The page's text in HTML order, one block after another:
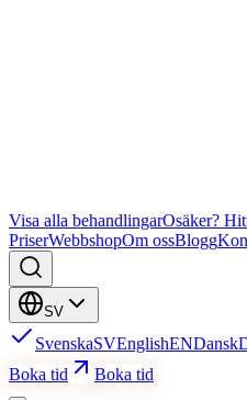
Visa alla behandlingarOsäker?
PriserWebbshopOm ossBlogg
SV
SvenskaSVEnglishENDansk
Boka tid
Boka tid